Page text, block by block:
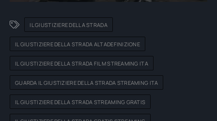
IL GIUSTIZIERE DELLA STRADA
IL GIUSTIZIERE DELLA STRADA ALTADEFINIZIONE
IL GIUSTIZIERE DELLA STRADA FILM STREAMING ITA
GUARDA IL GIUSTIZIERE DELLA STRADA STREAMING ITA
IL GIUSTIZIERE DELLA STRADA STREAMING GRATIS